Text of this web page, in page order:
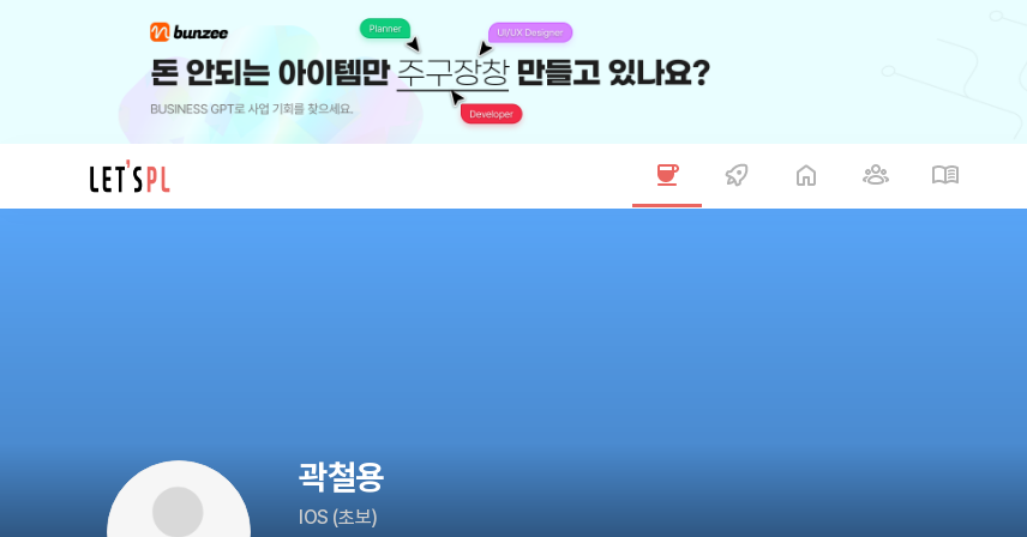
곽철용
IOS (초보)